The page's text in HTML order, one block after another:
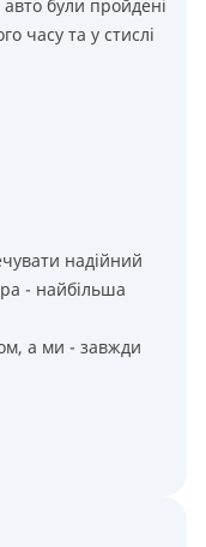
були пройдені
часу та у стислі
надійний
- найбільша
а ми - завжди